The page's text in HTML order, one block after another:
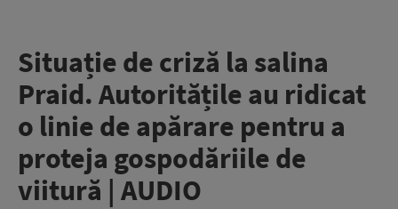
Situație de criză la salina
Praid. Autoritățile au ridicat
o linie de apărare pentru a
proteja gospodăriile de
viitură | AUDIO